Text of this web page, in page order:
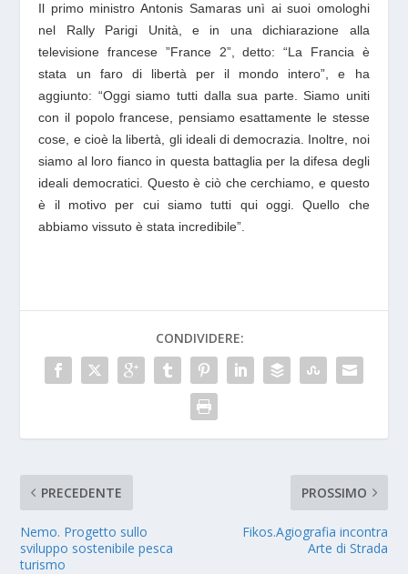
Il primo ministro Antonis Samaras unì ai suoi omologhi
nel Rally Parigi Unità, e in una dichiarazione alla
televisione francese ”France 2”, detto: “La Francia è
stata un faro di libertà per il mondo intero” , e ha
aggiunto: “Oggi siamo tutti dalla sua parte. Siamo uniti
con il popolo francese, pensiamo esattamente le stesse
cose, e cioè la libertà, gli ideali di democrazia. Inoltre, noi
siamo al loro fianco in questa battaglia per la difesa degli
ideali democratici. Questo è ciò che cerchiamo, e questo
è il motivo per cui siamo tutti qui oggi. Quello che
abbiamo vissuto è stata incredibile”
CONDIVIDERE:
PRECEDENTE
Nemo. Progetto sullo
sviluppo sostenibile pesca
turismo
PROSSIMO
Fikos.Agiografia incontra
Arte di Strada